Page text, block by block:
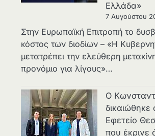
Ελλάδα»
7 Αυγούστου
Στην Ευρωπαϊκή Επιτροπή το
κόστος των διοδίων – «Η
μετατρέπει την ελεύθερη
προνόμιο για λίγους»…
Ο
δικαιώθηκε
Εφετείο
που έκρινε